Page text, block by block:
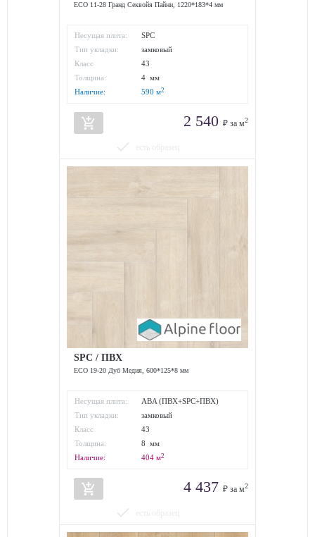
ECO 11-28 Гранд Секвойя Пайни, 1220*183*4 мм
Несущая плита:
SPC
Тип укладки:
замковый
Класс
износостойкости:
43
Толщина:
4 мм
Наличие:
590 м2
add_shopping_cart 2 540 ₽ за м2
SPC / ПВХ
ECO 19-20 Дуб Медия, 600*125*8 мм
Несущая плита:
ABA (ПВХ+SPC+ПВХ)
Тип укладки:
замковый
Класс
износостойкости:
43
Толщина:
8 мм
Наличие:
404 м2
add_shopping_cart 4 437 ₽ за м2